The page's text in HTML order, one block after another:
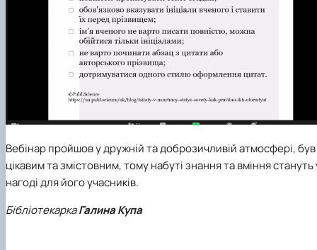
Вебінар пройшов у дружній та доброзичливій атмосфері, був
цікавим та змістовним, тому набуті знання та вміння стануть
нагоді для його учасників.
БібліотекаркаГалина Купа